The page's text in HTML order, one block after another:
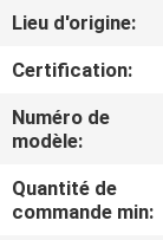
SUJET
DE
NOUS
VISITE
D'USINE
Lieu d'origine:
Certification:
Numéro de
modèle:
Quantité de
commande min: